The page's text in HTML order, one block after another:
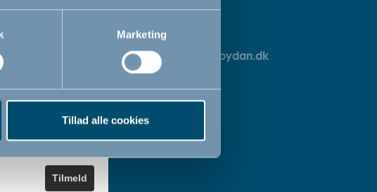
Marketing
Tillad alle cookies
nyhedsbreve
nyhedsbrev
Tilmeld
muligt:
servicedk@babydan.dk